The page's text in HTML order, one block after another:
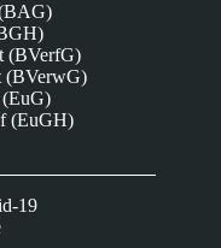
(BVerfG)
(BVerwG)
(EuG)
(EuGH)
19